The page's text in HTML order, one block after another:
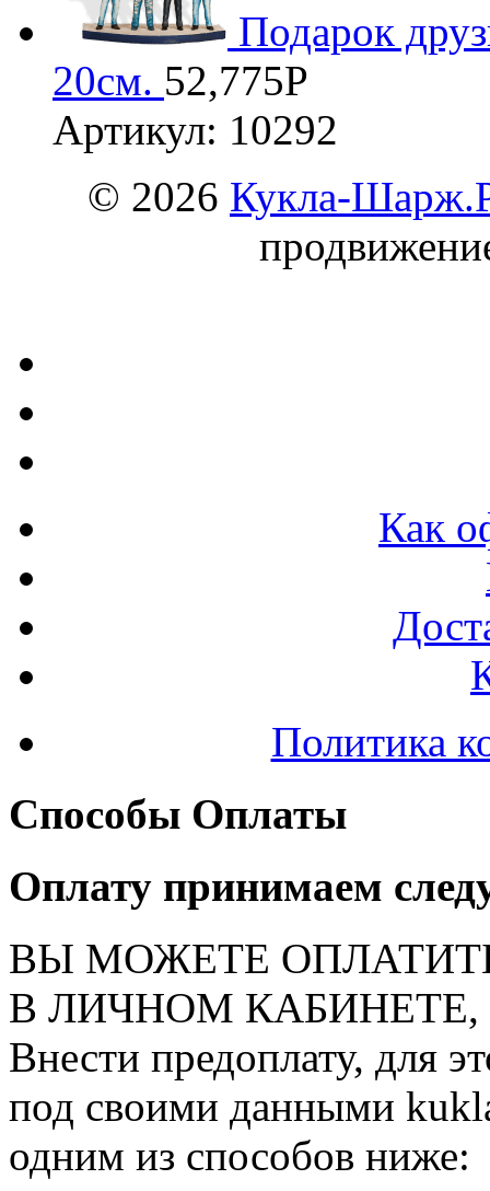
Подарок
20см. 52,775Р
Артикул: 10292
© 2026 Кукла-
Как
Политика
Способы Оплаты
Оплату принимаем
ВЫ МОЖЕТЕ
В ЛИЧНОМ КАБИНЕТЕ,
Внести предоплату, для
под своими данными
одним из способов ниже: